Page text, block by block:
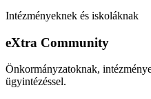
Intézményeknek és iskoláknak
eXtra Community
Önkormányzatoknak,
ügyintézéssel.